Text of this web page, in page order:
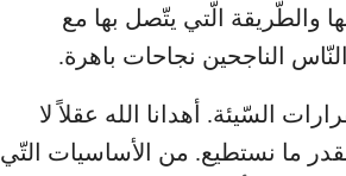
والطّريقة الّتي يتّصل بها مع
الناجحين نجاحات باهرة.
السّيئة. أهدانا الله عقلاً لا
ما نستطيع. من الأساسيات التّي